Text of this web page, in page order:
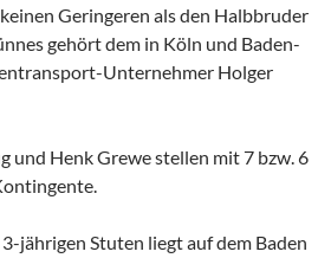
Geringeren als den Halbbruder
gehört dem in Köln und Baden-
Unternehmer Holger
und Henk Grewe stellen mit 7 bzw. 6
jährigen Stuten liegt auf dem Baden